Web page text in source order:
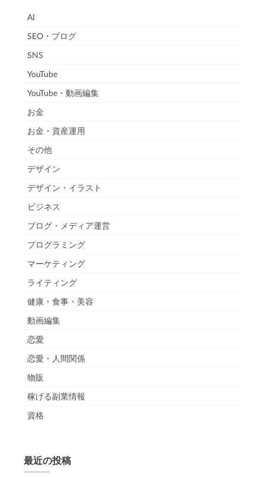
AI
SEO・ブログ
SNS
YouTube
YouTube・動画編集
お金
お金・資産運用
その他
デザイン
デザイン・イラスト
ビジネス
ブログ・メディア運営
プログラミング
マーケティング
ライティング
健康・食事・美容
動画編集
恋愛
恋愛・人間関係
物販
稼げる副業情報
資格
最近の投稿